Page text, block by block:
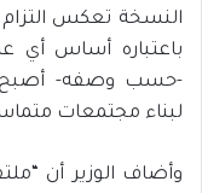
النسخة تعكس التزام
باعتباره أساس أي
-حسب وصفه- أصبح
لبناء مجتمعات
وأضاف الوزير أن